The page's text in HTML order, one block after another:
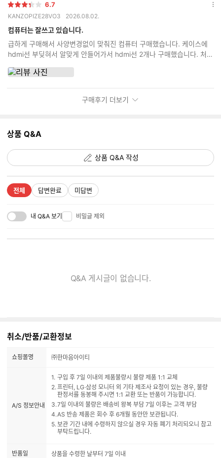
갯
수
별
점
6.7
KANZOPIZE28VO3 2026.08.02.
컴퓨터는 잘쓰고 있습니다.
급하게 구매해서 사양변경없이 맞춰진 컴퓨터 구매했습니다. 케이스에
hdmi선 부딪혀서 알맞게 안들어가서 hdmi선 2개나 구매했습니다. 처음
꺼우면 케이스에 부딪혀서 안들어간다고 안내라도 해주세요.
옵
구매후기 더보기
상품 Q&A
상품 Q&A 작성
전체 답변완료 미답변
내 Q&A 보기 비밀글 제외
Q&A 게시글이 없습니다.
취소/반품/교환정보
쇼핑몰명 ㈜한마음아이티
A/S 정보안내
구입 후 7일 이내의 제품불량시 불량 제품 1:1 교체
프린터, LG·삼성 모니터 외 기타 제조사 요청이 있는 경우, 불량
판정서를 동봉해 주시면 1:1 교환 또는 반품이 가능합니다.
7일 이내의 불량은 배송비 왕복 부담 7일 이후는 고객 부담
AS 반송 제품은 회수 후 6개월 동안만 보관됩니다.
보관 기간 내에 수령하지 않으실 경우 자동 폐기 처리되오니 참고
부탁드립니다.
반품일 상품을 수령한 날부터 7일 이내